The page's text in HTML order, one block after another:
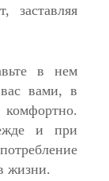
заставляя
в нем
вами, в
и при
жизни.